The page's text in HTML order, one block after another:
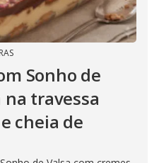
Sonho de
na travessa
cheia de